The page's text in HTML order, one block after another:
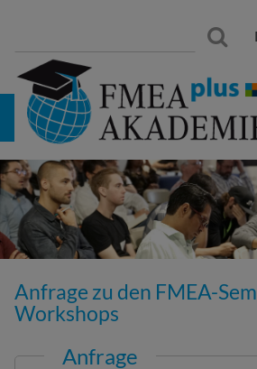
Suchen:
Anfrage zu den FMEA-
Workshops
Anfrage